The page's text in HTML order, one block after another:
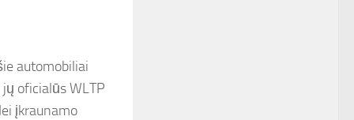
automobiliai
oficialūs WLTP
įkraunamo